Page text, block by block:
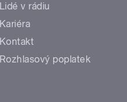
Lidé v rádiu
Kariéra
Kontakt
Rozhlasový poplatek